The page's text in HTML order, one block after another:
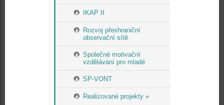
IKAP II
Rozvoj přeshraniční
observační sítě
Společné motivační
vzdělávání pro mladé
SP-VONT
Realizované projekty »